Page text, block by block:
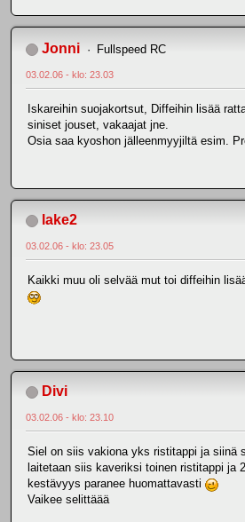
Jonni Fullspeed RC
03.02.06 - klo: 23.03
Iskareihin suojakortsut, Diffeihin lisää
siniset jouset, vakaajat jne.
Osia saa kyoshon jälleenmyyjiltä esim.
lake2
03.02.06 - klo: 23.05
Kaikki muu oli selvää mut toi diffeihin
Divi
03.02.06 - klo: 23.10
Siel on siis vakiona yks ristitappi ja siinä
laitetaan siis kaveriksi toinen ristitappi ja
kestävyys paranee huomattavasti
Vaikee selittäää